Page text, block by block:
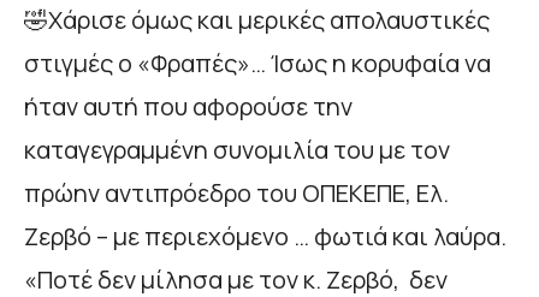
🤣Χάρισε όμως και μερικές απολαυστικές
στιγμές ο «Φραπές»… Ίσως η κορυφαία να
ήταν αυτή που αφορούσε την
καταγεγραμμένη συνομιλία του με τον
πρώην αντιπρόεδρο του ΟΠΕΚΕΠΕ, Ελ.
Ζερβό – με περιεχόμενο … φωτιά και λαύρα.
«Ποτέ δεν μίλησα με τον κ. Ζερβό, δεν